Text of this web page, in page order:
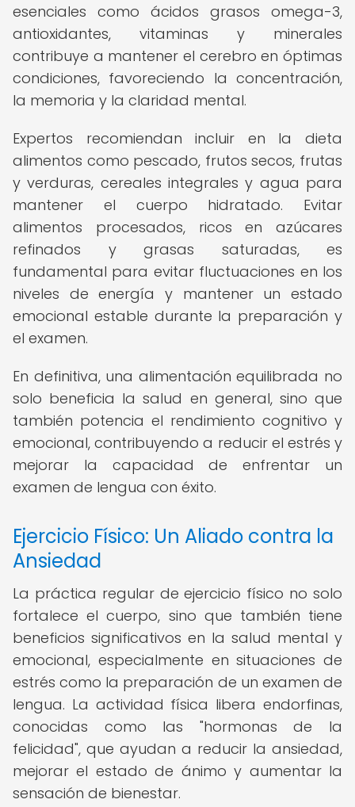
esenciales como ácidos grasos omega-3,
antioxidantes, vitaminas y minerales
contribuye a mantener el cerebro en óptimas
condiciones, favoreciendo la concentración,
la memoria y la claridad mental.
Expertos recomiendan incluir en la dieta
alimentos como pescado, frutos secos, frutas
y verduras, cereales integrales y agua para
mantener el cuerpo hidratado. Evitar
alimentos procesados, ricos en azúcares
refinados y grasas saturadas, es
fundamental para evitar fluctuaciones en los
niveles de energía y mantener un estado
emocional estable durante la preparación y
el examen.
En definitiva, una alimentación equilibrada no
solo beneficia la salud en general, sino que
también potencia el rendimiento cognitivo y
emocional, contribuyendo a reducir el estrés y
mejorar la capacidad de enfrentar un
examen de lengua con éxito.
Ejercicio Físico: Un Aliado contra la
Ansiedad
La práctica regular de ejercicio físico no solo
fortalece el cuerpo, sino que también tiene
beneficios significativos en la salud mental y
emocional, especialmente en situaciones de
estrés como la preparación de un examen de
lengua. La actividad física libera endorfinas,
conocidas como las "hormonas de la
felicidad", que ayudan a reducir la ansiedad,
mejorar el estado de ánimo y aumentar la
sensación de bienestar.